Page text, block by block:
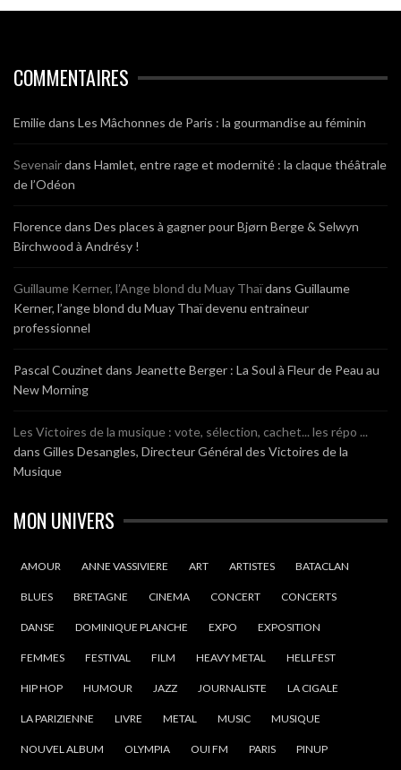
COMMENTAIRES
Emiliedans Les Mâchonnes de Paris : la gourmandise au féminin
Sevenairdans Hamlet, entre rage et modernité : la claque théâtrale
de l’Odéon
Florencedans Des places à gagner pour Bjørn Berge & Selwyn
Birchwood à Andrésy !
Guillaume Kerner, l’Ange blond du Muay Thaïdans Guillaume
Kerner, l’ange blond du Muay Thaï devenu entraineur
professionnel
Pascal Couzinet dans Jeanette Berger : La Soul à Fleur de Peau au
New Morning
Les Victoires de la musique : vote, sélection, cachet... les répo ...
dans Gilles Desangles, Directeur Général des Victoires de la
Musique
MON UNIVERS
AMOUR ANNE VASSIVIERE ART ARTISTES BATACLAN
BLUES BRETAGNE CINEMA CONCERT CONCERTS
DANSE DOMINIQUE PLANCHE EXPO EXPOSITION
FEMMES FESTIVAL FILM HEAVY METAL HELLFEST
HIP HOP HUMOUR JAZZ JOURNALISTE LA CIGALE
LA PARIZIENNE LIVRE METAL MUSIC MUSIQUE
NOUVEL ALBUM OLYMPIA OUI FM PARIS PINUP